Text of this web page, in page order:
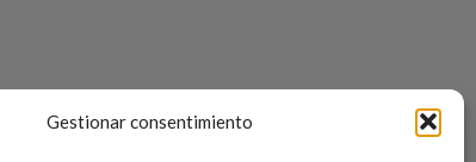
Gestionar consentimiento